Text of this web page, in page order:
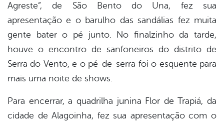
Agreste”, de São Bento do Una, fez sua
apresentação e o barulho das sandálias fez muita
gente bater o pé junto. No finalzinho da tarde,
houve o encontro de sanfoneiros do distrito de
Serra do Vento, e o pé-de-serra foi o esquente para
mais uma noite de shows.
Para encerrar, a quadrilha junina Flor de Trapiá, da
cidade de Alagoinha, fez sua apresentação com o